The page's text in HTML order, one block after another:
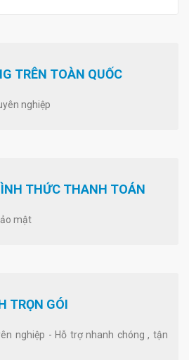
TRÊN TOÀN QUỐC
nghiệp
THỨC THANH TOÁN
mật
TRỌN GÓI
nghiệp - Hỗ trợ nhanh chóng , tận